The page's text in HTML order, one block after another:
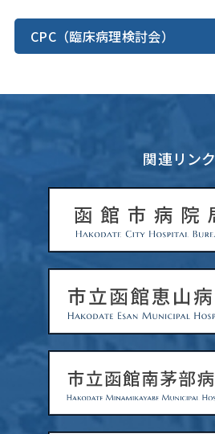
CPC（臨床病理検討会）
関連リンク